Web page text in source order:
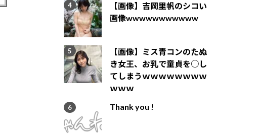
【画像】吉岡里帆のシコい
画像wwwwwwwwwww
【画像】ミス青コンのたぬ
き女王、お乳で童貞を○し
てしまうｗｗｗｗｗｗｗｗ
ｗｗｗ
Thank you !